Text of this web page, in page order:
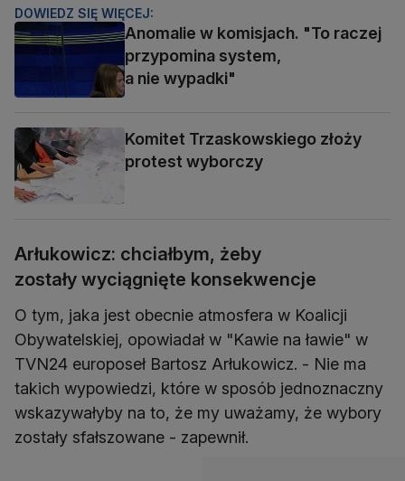
DOWIEDZ SIĘ WIĘCEJ:
Anomalie w komisjach. "To raczej
przypomina system,
a nie wypadki"
Komitet Trzaskowskiego złoży
protest wyborczy
Arłukowicz: chciałbym, żeby
zostały wyciągnięte konsekwencje
O tym, jaka jest obecnie atmosfera w Koalicji
Obywatelskiej, opowiadał w "Kawie na ławie" w
TVN24 europoseł Bartosz Arłukowicz. - Nie ma
takich wypowiedzi, które w sposób jednoznaczny
wskazywałyby na to, że my uważamy, że wybory
zostały sfałszowane - zapewnił.